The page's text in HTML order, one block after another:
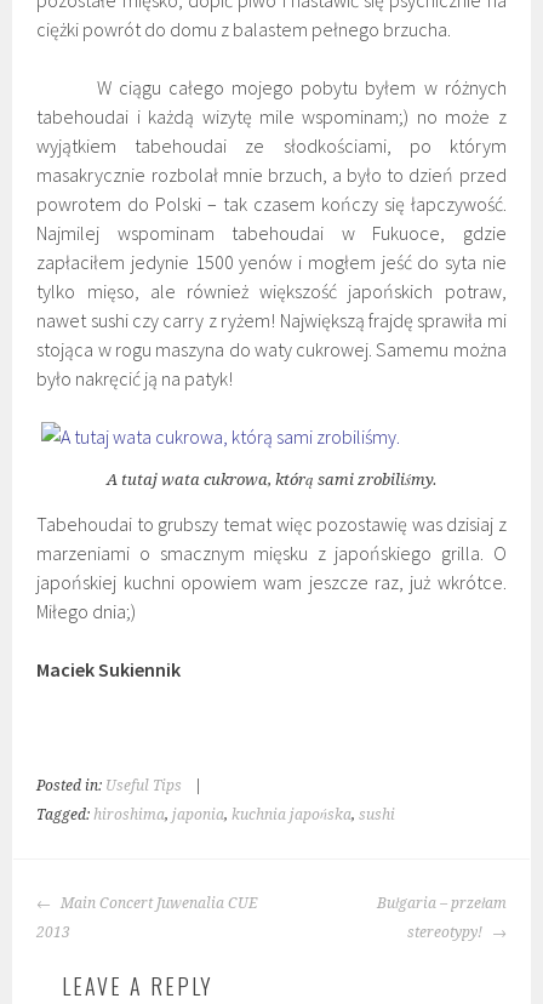
ciężki powrót do domu z balastem pełnego brzucha.
W ciągu całego mojego pobytu byłem w różnych
tabehoudai i każdą wizytę mile wspominam;) no może z
wyjątkiem tabehoudai ze słodkościami, po którym
masakrycznie rozbolał mnie brzuch, a było to dzień przed
powrotem do Polski – tak czasem kończy się łapczywość.
Najmilej wspominam tabehoudai w Fukuoce, gdzie
zapłaciłem jedynie 1500 yenów i mogłem jeść do syta nie
tylko mięso, ale również większość japońskich potraw,
nawet sushi czy carry z ryżem! Największą frajdę sprawiła mi
stojąca w rogu maszyna do waty cukrowej. Samemu można
było nakręcić ją na patyk!
A tutaj wata cukrowa, którą sami zrobiliśmy.
Tabehoudai to grubszy temat więc pozostawię was dzisiaj z
marzeniami o smacznym mięsku z japońskiego grilla. O
japońskiej kuchni opowiem wam jeszcze raz, już wkrótce.
Miłego dnia;)
Maciek Sukiennik
Posted in: Useful Tips
Tagged:hiroshima,japonia,kuchnia japońska,sushi
POST
NAVIGATION
Main Concert Juwenalia CUE
2013
Bułgaria – przełam
stereotypy!
LEAVE A REPLY